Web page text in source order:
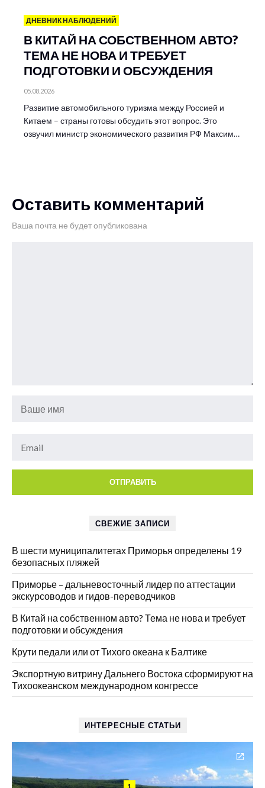
ДНЕВНИК НАБЛЮДЕНИЙ
В КИТАЙ НА СОБСТВЕННОМ АВТО?
ТЕМА НЕ НОВА И ТРЕБУЕТ
ПОДГОТОВКИ И ОБСУЖДЕНИЯ
05.08.2026
Развитие автомобильного туризма между Россией и
Китаем – страны готовы обсудить этот вопрос. Это
озвучил министр экономического развития РФ Максим…
Оставить комментарий
Ваша почта не будет опубликована
СВЕЖИЕ ЗАПИСИ
В шести муниципалитетах Приморья определены 19
безопасных пляжей
Приморье – дальневосточный лидер по аттестации
экскурсоводов и гидов-переводчиков
В Китай на собственном авто? Тема не нова и требует
подготовки и обсуждения
Крути педали или от Тихого океана к Балтике
Экспортную витрину Дальнего Востока сформируют на
Тихоокеанском международном конгрессе
ИНТЕРЕСНЫЕ СТАТЬИ
1